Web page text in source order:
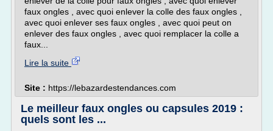
faux ongles , avec quoi enlever la colle des faux ongles ,
avec quoi enlever ses faux ongles , avec quoi peut on
enlever des faux ongles , avec quoi remplacer la colle a
faux...
Lire la suite
Site : https://lebazardestendances.com
Le meilleur faux ongles ou capsules 2019 :
quels sont les ...